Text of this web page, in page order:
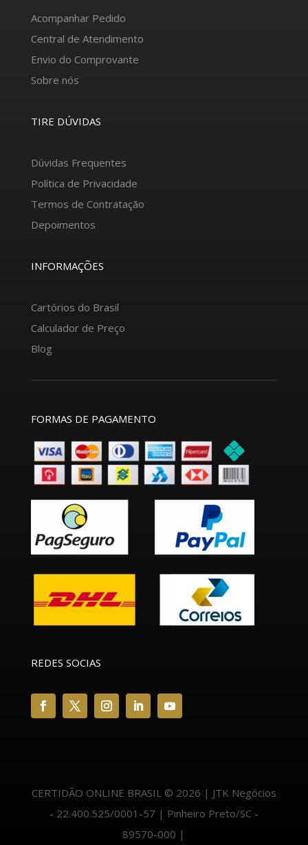
Acompanhar Pedido
Central de Atendimento
Envio do Comprovante
Sobre nós
TIRE DÚVIDAS
Dúvidas Frequentes
Política de Privacidade
Termos de Contratação
Depoimentos
INFORMAÇÕES
Cartórios do Brasil
Calculador de Preço
Blog
FORMAS DE PAGAMENTO
REDES SOCIAS
CERTIDÃO ONLINE BRASIL © 2026 | JTK Negócios
- 22.400.525/0001-57 | Pinheiro Preto/SC -
89570-000 |